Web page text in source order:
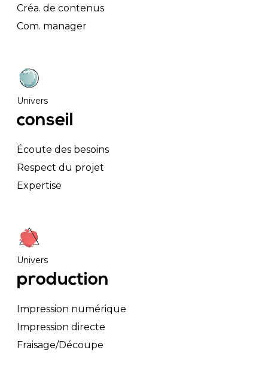
Créa. de contenus
Com. manager
Univers
conseil
Écoute des besoins
Respect du projet
Expertise
Univers
production
Impression numérique
Impression directe
Fraisage/Découpe